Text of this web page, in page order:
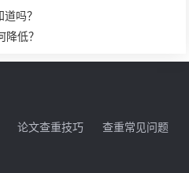
吗？
低？
论文查重技巧 查重常见问题